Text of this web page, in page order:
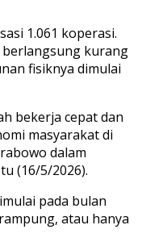
1.061 koperasi.
kurang
fisiknya dimulai
bekerja cepat dan
masyarakat di
dalam
(16/5/2026).
pada bulan
atau hanya